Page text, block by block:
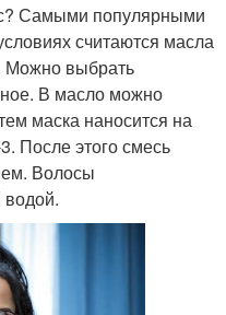
Самыми популярными
считаются масла
Можно выбрать
В масло можно
маска наносится на
После этого смесь
Волосы
водой.